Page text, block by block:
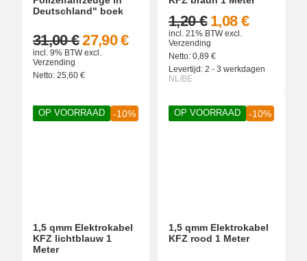
Deutschland" boek
27,90 €
31,00 €
incl. 9% BTWexcl.
Verzending
Netto: 25,60 €
1,08 €
1,20 €
incl. 21% BTWexcl.
Verzending
Netto: 0,89 €
Levertijd: 2 - 3 werkdagen
NL/BE
OP VOORRAAD -10%
1,5 qmm Elektrokabel
KFZ lichtblauw 1
Meter
OP VOORRAAD -10%
1,5 qmm Elektrokabel
KFZ rood 1 Meter